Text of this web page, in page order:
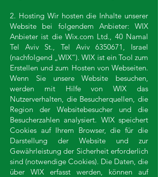
2. Hosting Wir hosten die Inhalte unserer
Website bei folgendem Anbieter: WIX
Anbieter ist die Wix.com Ltd., 40 Namal
Tel Aviv St., Tel Aviv6350671 , Israel
(nachfolgend „WIX“). WIX ist ein Tool zum
Erstellen und zum Hosten von Webseiten.
Wenn Sie unsere Website besuchen,
werden mit Hilfe von WIX das
Nutzerverhalten, die Besucherquellen, die
Region der Websitebesucher und die
Besucherzahlen analysiert. WIX speichert
Cookies auf Ihrem Browser, die für die
Darstellung der Website und zur
Gewährleistung der Sicherheit erforderlich
sind (notwendige Cookies). Die Daten, die
über WIX erfasst werden, können auf